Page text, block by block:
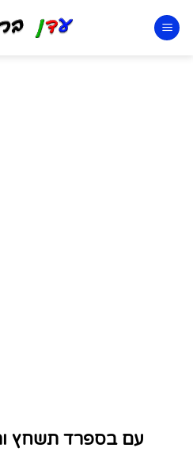
עם בספרד תשחץ